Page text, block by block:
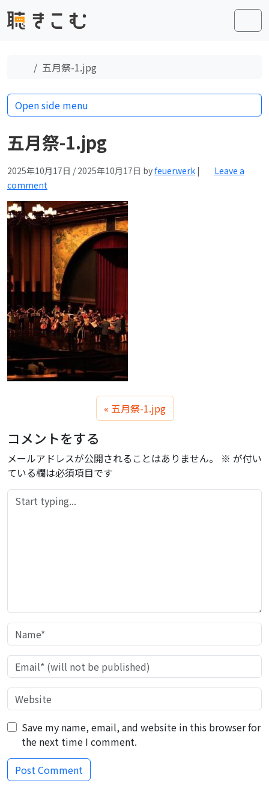
Home
五月祭-1.jpg
五月祭-1.jpg
2025年10月17日 / 2025年10月17日 byfeuerwerk |
Leave a
comment
五月祭-1.jpg
コメントをする
メールアドレスが公開されることはありません。 ※ が付い
ている欄は必須項目です
Save my name, email, and website in this browser for
the next time I comment.
Open side menu